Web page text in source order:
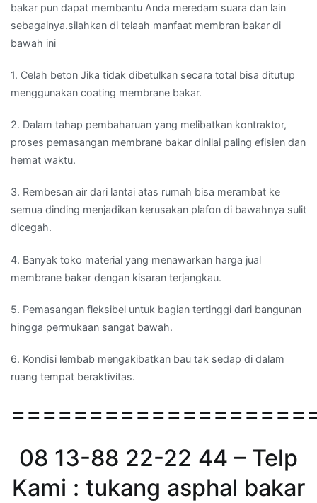
bakar pun dapat membantu Anda meredam suara dan lain
sebagainya.silahkan di telaah manfaat membran bakar di
bawah ini
1. Celah beton Jika tidak dibetulkan secara total bisa ditutup
menggunakan coating membrane bakar.
2. Dalam tahap pembaharuan yang melibatkan kontraktor,
proses pemasangan membrane bakar dinilai paling efisien dan
hemat waktu.
3. Rembesan air dari lantai atas rumah bisa merambat ke
semua dinding menjadikan kerusakan plafon di bawahnya sulit
dicegah.
4. Banyak toko material yang menawarkan harga jual
membrane bakar dengan kisaran terjangkau.
5. Pemasangan fleksibel untuk bagian tertinggi dari bangunan
hingga permukaan sangat bawah.
6. Kondisi lembab mengakibatkan bau tak sedap di dalam
ruang tempat beraktivitas.
08 13-88 22-22 44 – Telp
Kami : tukang asphal bakar